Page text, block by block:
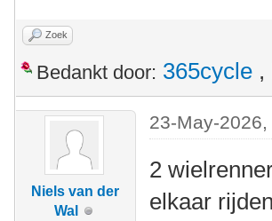
Zoek
Bedankt door: 365cycle ,
Niels van der
Wal
23-May-
2
elkaar